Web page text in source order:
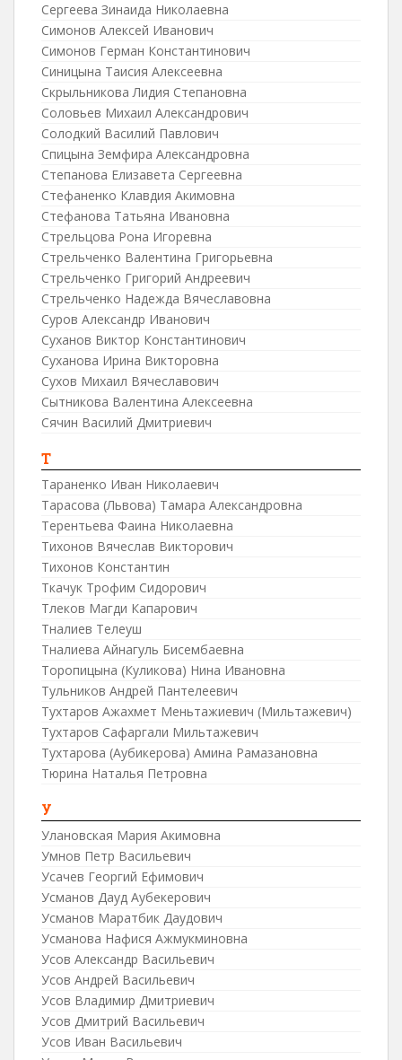
Сергеева Зинаида Николаевна
Симонов Алексей Иванович
Симонов Герман Константинович
Синицына Таисия Алексеевна
Скрыльникова Лидия Степановна
Соловьев Михаил Александрович
Солодкий Василий Павлович
Спицына Земфира Александровна
Степанова Елизавета Сергеевна
Стефаненко Клавдия Акимовна
Стефанова Татьяна Ивановна
Стрельцова Рона Игоревна
Стрельченко Валентина Григорьевна
Стрельченко Григорий Андреевич
Стрельченко Надежда Вячеславовна
Суров Александр Иванович
Суханов Виктор Константинович
Суханова Ирина Викторовна
Сухов Михаил Вячеславович
Сытникова Валентина Алексеевна
Сячин Василий Дмитриевич
Т
Тараненко Иван Николаевич
Тарасова (Львова) Тамара Александровна
Терентьева Фаина Николаевна
Тихонов Вячеслав Викторович
Тихонов Константин
Ткачук Трофим Сидорович
Тлеков Магди Капарович
Тналиев Телеуш
Тналиева Айнагуль Бисембаевна
Торопицына (Куликова) Нина Ивановна
Тульников Андрей Пантелеевич
Тухтаров Ажахмет Меньтажиевич (Мильтажевич)
Тухтаров Сафаргали Мильтажевич
Тухтарова (Аубикерова) Амина Рамазановна
Тюрина Наталья Петровна
У
Улановская Мария Акимовна
Умнов Петр Васильевич
Усачев Георгий Ефимович
Усманов Дауд Аубекерович
Усманов Маратбик Даудович
Усманова Нафися Ажмукминовна
Усов Александр Васильевич
Усов Андрей Васильевич
Усов Владимир Дмитриевич
Усов Дмитрий Васильевич
Усов Иван Васильевич